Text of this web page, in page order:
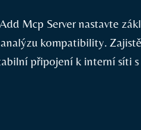
Mcp Server nastavte
kompatibility.
připojení k interní síti